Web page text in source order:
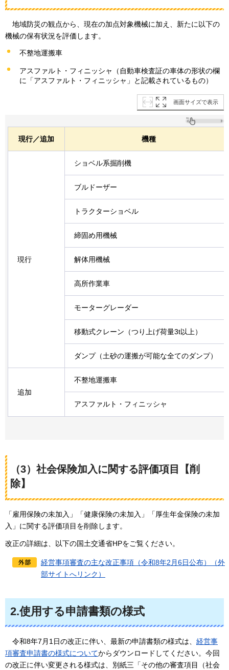
地域防災の観点から、現在の加点対象機械に加え、新たに以下の
機械の保有状況を評価します。
不整地運搬車
アスファルト・フィニッシャ（自動車検査証の車体の形状の欄
に「アスファルト・フィニッシャ」と記載されているもの）
画面サイズで表示
現行／追加 機種
現行
ショベル系掘削機
ブルドーザー
トラクターショベル
締固め用機械
解体用機械
高所作業車
モーターグレーダー
移動式クレーン（つり上げ荷量3t以上）
ダンプ（土砂の運搬が可能な全てのダンプ）
追加
不整地運搬車
アスファルト・フィニッシャ
（3）社会保険加入に関する評価項目【削
除】
「雇用保険の未加入」「健康保険の未加入」「厚生年金保険の未加
入」に関する評価項目を削除します。
改正の詳細は、以下の国土交通省HPをご覧ください。
経営事項審査の主な改正事項（令和8年2月6日公布）（外
部サイトへリンク）
2.使用する申請書類の様式
令和8年7月1日の改正に伴い、最新の申請書類の様式は、 経営事
項審査申請書の様式についてからダウンロードしてください。今回
の改正に伴い変更される様式は、別紙三「その他の審査項目（社会